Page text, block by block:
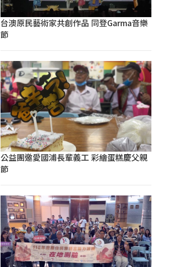
台澳原民藝術家共創作品 同登Garma音樂
節
公益團邀愛國浦長輩義工 彩繪蛋糕慶父親
節